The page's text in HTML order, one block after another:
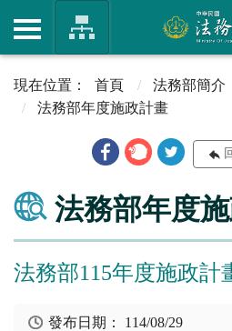
首頁 法務部簡介
法務部年度施政計畫
法務部年度
法務部115年度施政計
發布日期： 114/08/29